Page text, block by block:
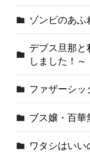
ゾンビのあふ
デブス旦那と
しました！～
ファザーシッ
ブス嬢・百華
ワタシはいい